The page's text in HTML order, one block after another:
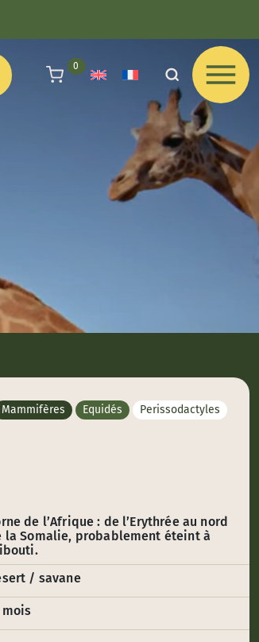
0 articles au panier
Mammifères Equidés Perissodactyles
de l’Afrique : de l’Erythrée au nord
la Somalie, probablement éteint à
/ savane
mois